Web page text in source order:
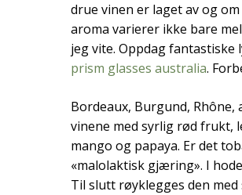
drue vinen er laget av og
aroma varierer ikke bare
jeg vite. Oppdag
prism glasses australia.
Bordeaux, Burgund,
vinene med syrlig rød frukt,
mango og papaya. Er det
«malolaktisk gjæring». I
Til slutt røyklegges den med